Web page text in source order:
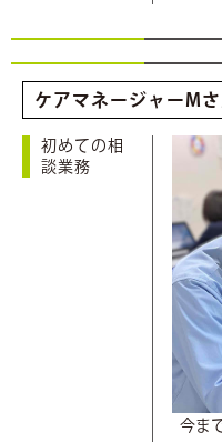
ケアマネージャーMさ
初めての相
談業務
今ま